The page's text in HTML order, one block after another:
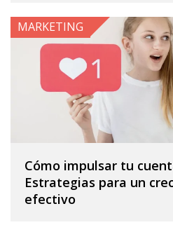
Cómo impulsar tu
Estrategias para un
efectivo
MARKETING